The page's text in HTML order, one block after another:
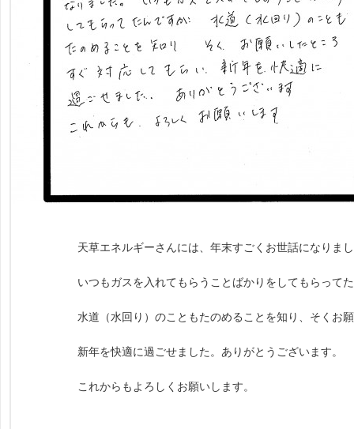
天草エネルギーさんには、年末すごくお世話になりまし
いつもガスを入れてもらうことばかりをしてもらってた
水道（水回り）のこともたのめることを知り、そくお願い
新年を快適に過ごせました。ありがとうございます。
これからもよろしくお願いします。